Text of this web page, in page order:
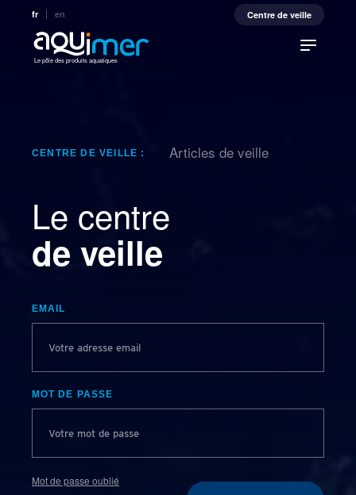
fr en Centre de veille
Le pôle des produits aquatiques
CENTRE DE VEILLE : Articles de veille
Le centre
de veille
EMAIL
MOT DE PASSE
Mot de passe oublié